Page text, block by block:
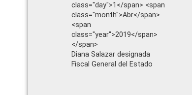
class="day">1</span> <span
class="month">Abr</span>
<span
class="year">2019</span>
</span>
Diana Salazar designada
Fiscal General del Estado